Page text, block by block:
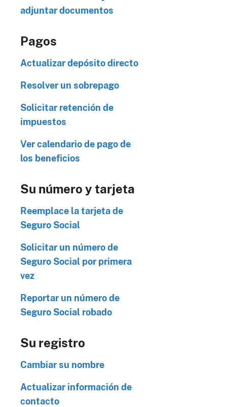
adjuntar documentos
Pagos
Actualizar depósito directo
Resolver un sobrepago
Solicitar retención de
impuestos
Ver calendario de pago de
los beneficios
Su número y tarjeta
Reemplace la tarjeta de
Seguro Social
Solicitar un número de
Seguro Social por primera
vez
Reportar un número de
Seguro Social robado
Su registro
Cambiar su nombre
Actualizar información de
contacto